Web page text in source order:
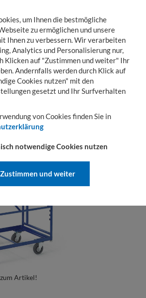
KONTO WARENKORB
PRODUKT
Artikel!
um Ihnen die bestmögliche
zu ermöglichen und unsere
Ihnen zu verbessern. Wir verarbeiten
Analytics und Personalisierung nur,
Klicken auf "Zustimmen und weiter" Ihr
Andernfalls werden durch Klick auf
Cookies nutzen" mit den
gesetzt und Ihr Surfverhalten
von Cookies finden Sie in
notwendige Cookies nutzen
Zustimmen und weiter